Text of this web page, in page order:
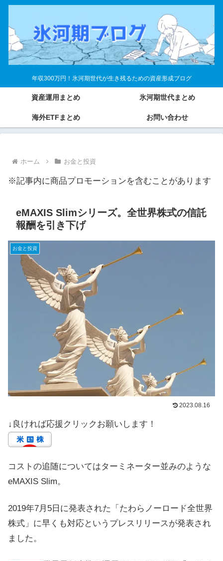
年収300万円！氷河期世代が生き残るための資産形成ブログ
資産運用まとめ 氷河期世代まとめ
海外ETFまとめ お問い合わせ
ホーム お金と投資
※記事内に商品プロモーションを含むことがあります
eMAXIS Slimシリーズ。全世界株式の信託
報酬を引き下げ
お金と投資
2023.08.16
↓良ければ応援クリックお願いします！
コストの追随についてはターミネーター並みのような
eMAXIS Slim。
2019年7月5日に発表された「たわらノーロード全世界
株式」に早くも対応というプレスリリースが発表され
ました。